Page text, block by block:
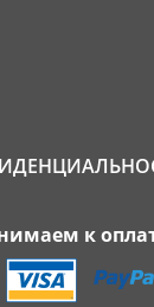
к